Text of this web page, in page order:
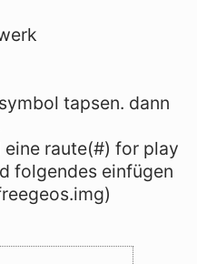
tapsen. dann
raute(#) for play
folgendes einfügen